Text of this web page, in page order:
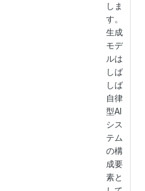
しま
す。
生成
モデ
ルは
しば
しば
自律
型AI
シス
テム
の構
成要
素と